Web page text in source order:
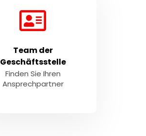
Team der
Geschäftsstelle
Finden Sie Ihren
Ansprechpartner